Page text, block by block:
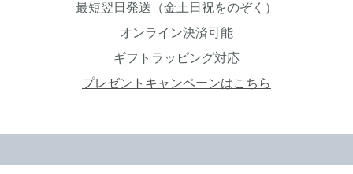
最短翌日発送（金土日祝をのぞく）
オンライン決済可能
ギフトラッピング対応
プレゼントキャンペーンはこちら